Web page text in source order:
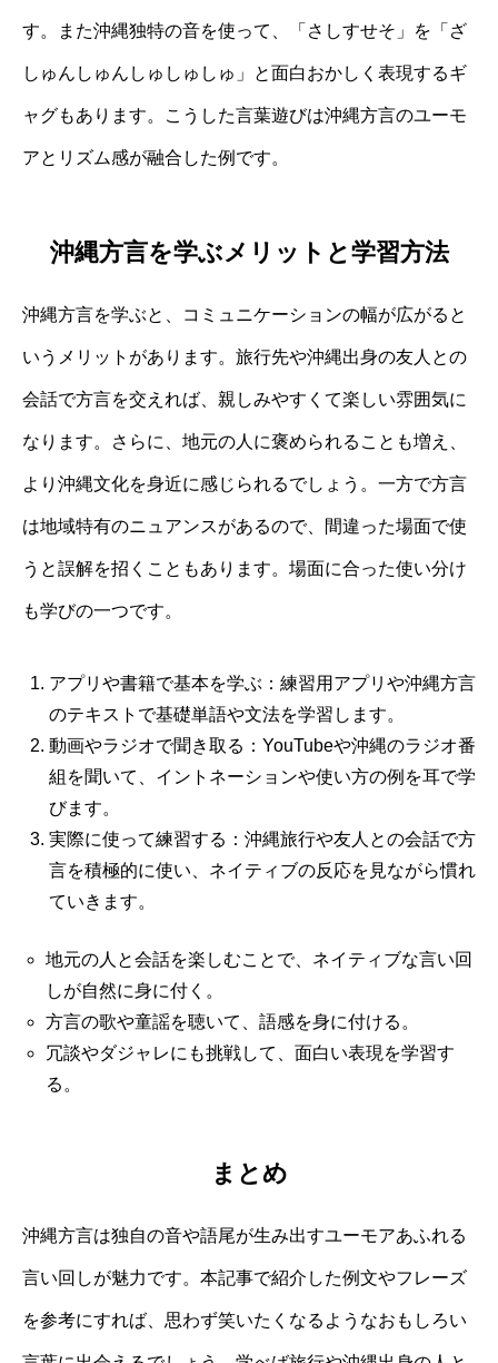
す。また沖縄独特の音を使って、「さしすせそ」を「ざ
しゅんしゅんしゅしゅしゅ」と面白おかしく表現するギ
ャグもあります。こうした言葉遊びは沖縄方言のユーモ
アとリズム感が融合した例です。
沖縄方言を学ぶメリットと学習方法
沖縄方言を学ぶと、コミュニケーションの幅が広がると
いうメリットがあります。旅行先や沖縄出身の友人との
会話で方言を交えれば、親しみやすくて楽しい雰囲気に
なります。さらに、地元の人に褒められることも増え、
より沖縄文化を身近に感じられるでしょう。一方で方言
は地域特有のニュアンスがあるので、間違った場面で使
うと誤解を招くこともあります。場面に合った使い分け
も学びの一つです。
アプリや書籍で基本を学ぶ：練習用アプリや沖縄方言
のテキストで基礎単語や文法を学習します。
動画やラジオで聞き取る：YouTubeや沖縄のラジオ番
組を聞いて、イントネーションや使い方の例を耳で学
びます。
実際に使って練習する：沖縄旅行や友人との会話で方
言を積極的に使い、ネイティブの反応を見ながら慣れ
ていきます。
地元の人と会話を楽しむことで、ネイティブな言い回
しが自然に身に付く。
方言の歌や童謡を聴いて、語感を身に付ける。
冗談やダジャレにも挑戦して、面白い表現を学習す
る。
まとめ
沖縄方言は独自の音や語尾が生み出すユーモアあふれる
言い回しが魅力です。本記事で紹介した例文やフレーズ
を参考にすれば、思わず笑いたくなるようなおもしろい